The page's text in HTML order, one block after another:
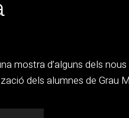
mostra d’alguns dels
dels alumnes de Grau